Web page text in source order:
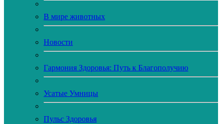
В мире животных
Новости
Гармония Здоровья: Путь к Благополучию
Усатые Умницы
Пульс Здоровья